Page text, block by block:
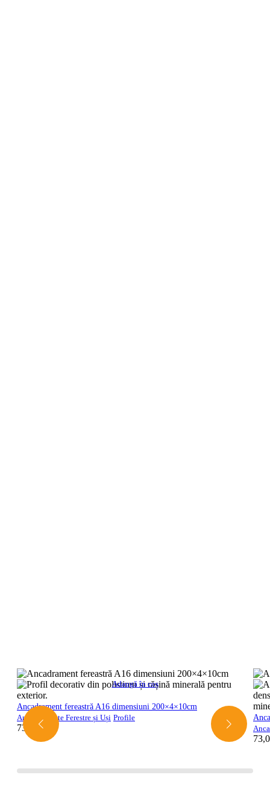
Adaugă în coș
Ancadrament fereastră A16 dimensiuni 200×4×10cm
Ancadramente Ferestre și Uși Profile
73,00lei